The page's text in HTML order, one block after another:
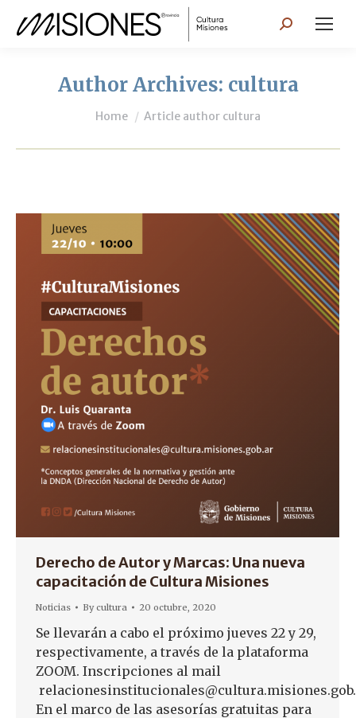
Search:
Author Archives: cultura
You are here:
Home Article author cultura
Derecho de Autor y Marcas: Una nueva
capacitación de Cultura Misiones
Noticias Bycultura 20 octubre, 2020
Se llevarán a cabo el próximo jueves 22 y 29,
respectivamente, a través de la plataforma
ZOOM. Inscripciones al mail
En el marco de las asesorías gratuitas para